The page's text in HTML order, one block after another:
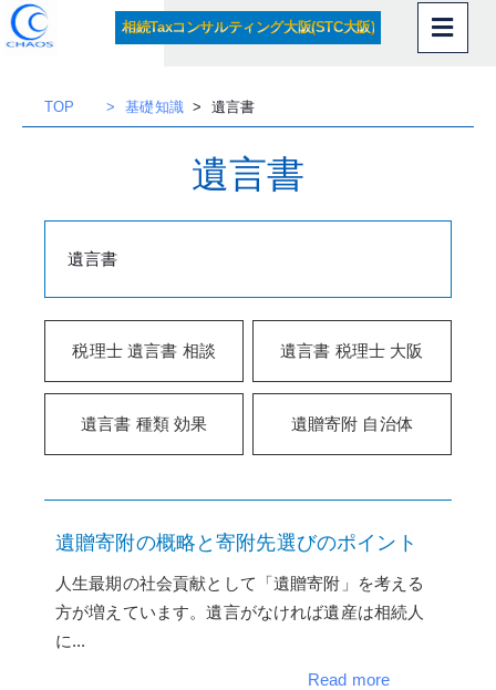
内
容
相続Taxコンサルティング大阪(STC大阪)
TOP 基礎知識 遺言書
遺言書
遺言書
税理士 遺言書 相談 遺言書 税理士 大阪
遺言書 種類 効果 遺贈寄附 自治体
遺贈寄附の概略と寄附先選びのポイント
人生最期の社会貢献として「遺贈寄附」を考える
方が増えています。遺言がなければ遺産は相続人
に...
Read more